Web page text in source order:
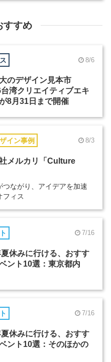
すすめ
8/6
のデザイン見本市
台湾クリエイティブエキ
8月31日まで開催
イン事例 8/3
メルカリ「Culture
つながり、アイデアを加速
フィス
7/16
休みに行ける、おすす
ント10選：東京都内
7/16
休みに行ける、おすす
ント10選：そのほかの